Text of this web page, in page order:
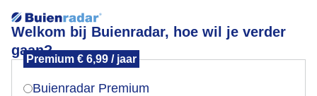
Welkom bij Buienradar, hoe wil je verder
gaan?
Premium € 6,99 / jaar
Buienradar Premium
Wind
Mogen we je locatie gebruiken voor het